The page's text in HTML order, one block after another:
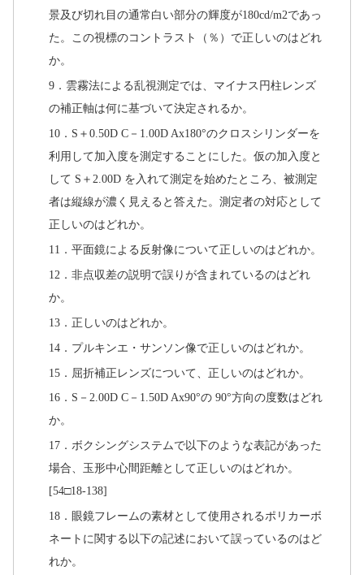
景及び切れ目の通常白い部分の輝度が180cd/m2であっ
た。この視標のコントラスト（％）で正しいのはどれ
か。
9．雲霧法による乱視測定では、マイナス円柱レンズ
の補正軸は何に基づいて決定されるか。
10．S＋0.50D C－1.00D Ax180°のクロスシリンダーを
利用して加入度を測定することにした。仮の加入度と
して S＋2.00D を入れて測定を始めたところ、被測定
者は縦線が濃く見えると答えた。測定者の対応として
正しいのはどれか。
11．平面鏡による反射像について正しいのはどれか。
12．非点収差の説明で誤りが含まれているのはどれ
か。
13．正しいのはどれか。
14．プルキンエ・サンソン像で正しいのはどれか。
15．屈折補正レンズについて、正しいのはどれか。
16．S－2.00D C－1.50D Ax90°の 90°方向の度数はどれ
か。
17．ボクシングシステムで以下のような表記があった
場合、玉形中心間距離として正しいのはどれか。
[54□18-138]
18．眼鏡フレームの素材として使用されるポリカーボ
ネートに関する以下の記述において誤っているのはど
れか。